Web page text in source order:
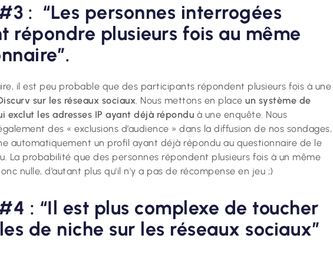
: “Les personnes interrogées
répondre plusieurs fois au même
il est peu probable que des participants répondent plusieurs fois à une
sur les réseaux sociaux . Nous mettons en place un système de
exclut les adresses IP ayant déjà répondu à une enquête. Nous
des « exclusions d’audience » dans la diffusion de nos sondages,
automatiquement un profil ayant déjà répondu au questionnaire de le
La probabilité que des personnes répondent plusieurs fois à un même
nulle, d’autant plus qu'il n'y a pas de récompense en jeu ;)
: “Il est plus complexe de toucher
de niche sur les réseaux sociaux”